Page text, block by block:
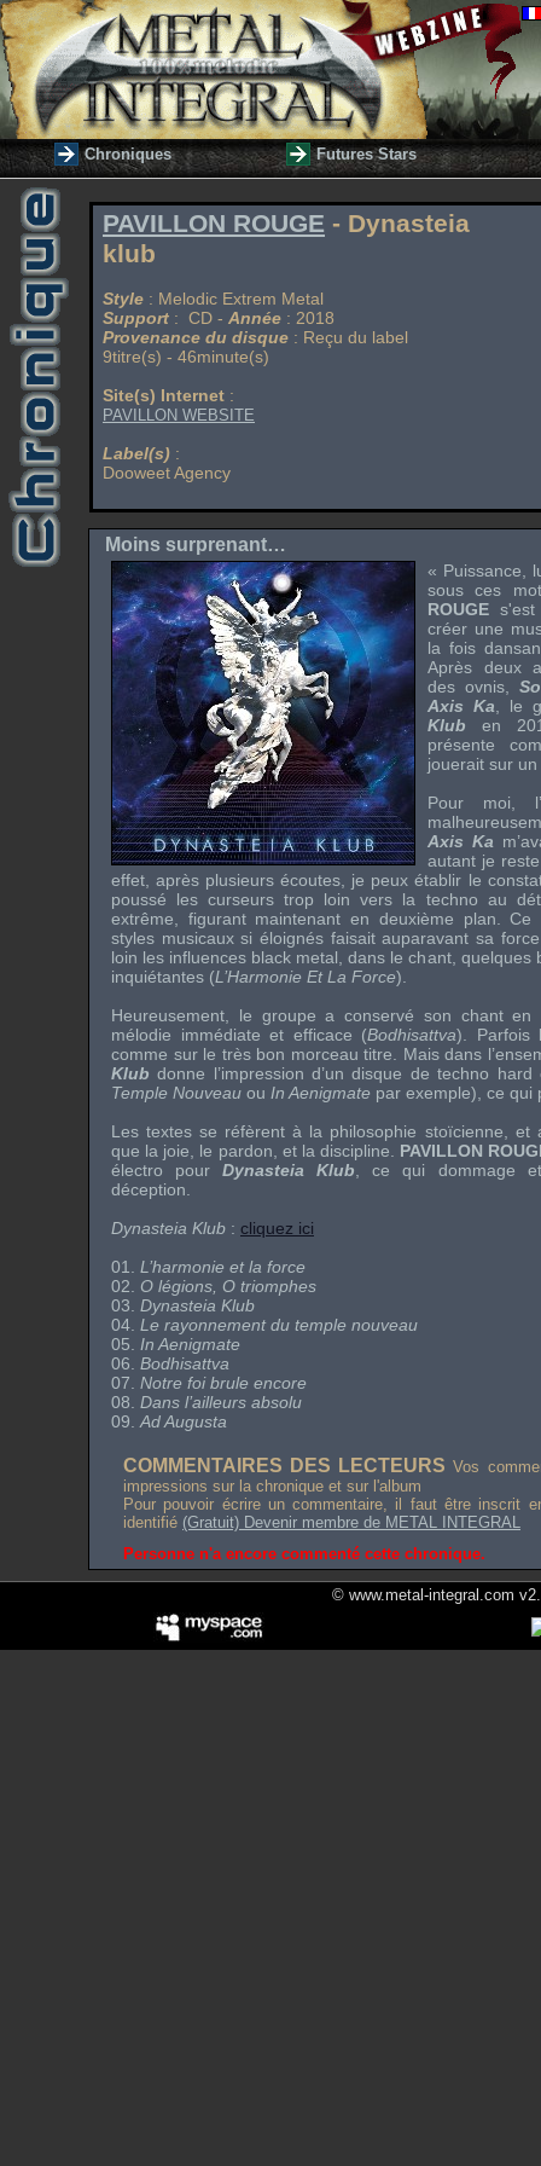
Chroniques Futures Stars
PAVILLON ROUGE - Dynasteia
klub
Style : Melodic Extrem Metal
Support : CD - Année : 2018
Provenance du disque : Reçu du label
9titre(s) - 46minute(s)
Site(s) Internet :
PAVILLON WEBSITE
Label(s) :
Dooweet Agency
Moins surprenant…
« Puissance,
sous ces
ROUGE
créer une
la fois
Après deux
des ovnis,
Axis Ka , le
Klub en
présente
jouerait sur un
Pour moi,
Axis Ka
autant je
effet, après plusieurs écoutes, je peux établir le
poussé les curseurs trop loin vers la techno au
extrême, figurant maintenant en deuxième plan.
styles musicaux si éloignés faisait auparavant sa
loin les influences black metal, dans le chant, quelques
inquiétantes (L’Harmonie Et La Force).
Heureusement, le groupe a conservé son chant
mélodie immédiate et efficace (Bodhisattva). Parfois
comme sur le très bon morceau titre. Mais dans
Klub donne l’impression d’un disque de techno hard
Temple Nouveau ou In Aenigmate par exemple), ce qui
Les textes se réfèrent à la philosophie stoïcienne, et
que la joie, le pardon, et la discipline. PAVILLON
électro pourDynasteia Klub , ce qui dommage
déception.
Dynasteia Klub : cliquez ici
01. L’harmonie et la force
02. O légions, O triomphes
03. Dynasteia Klub
04. Le rayonnement du temple nouveau
05. In Aenigmate
06. Bodhisattva
07. Notre foi brule encore
08. Dans l’ailleurs absolu
09. Ad Augusta
COMMENTAIRES DES LECTEURS Vos
impressions sur la chronique et sur l'album
Pour pouvoir écrire un commentaire, il faut être inscrit
identifié (Gratuit) Devenir membre de METAL INTEGRAL
Personne n'a encore commenté cette chronique.
© www.metal-integral.com